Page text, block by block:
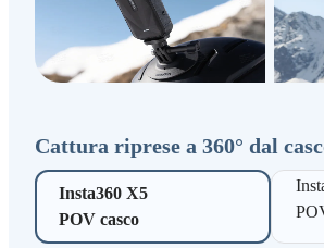
Cattura riprese a 360° dal
Insta360 X5
POV casco